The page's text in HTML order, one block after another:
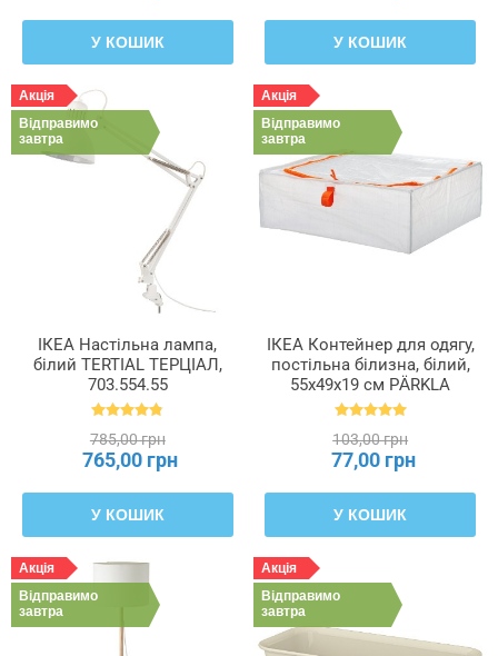
У КОШИК У КОШИК
Акція
Відправимо
завтра
ІКЕА Настільна лампа,
білий TERTIAL ТЕРЦІАЛ,
703.554.55
785,00 грн
765,00 грн
У КОШИК
Акція
Відправимо
завтра
ІКЕА Контейнер для одягу,
постільна білизна, білий,
55x49x19 см PÄRKLA
ПЕРКЛА, 503.953.82
103,00 грн
77,00 грн
У КОШИК
Акція
Відправимо
завтра
Акція
Відправимо
завтра